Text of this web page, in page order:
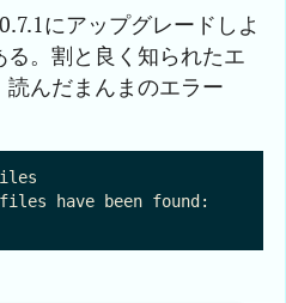
にアップグレードしよ
。割と良く知られたエ
んだまんまのエラー
have been found: